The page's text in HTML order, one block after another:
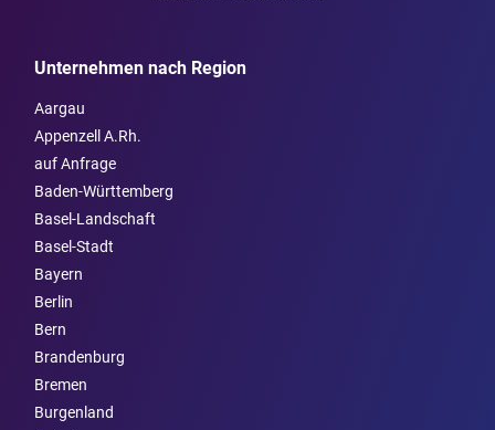
Unternehmen nach Region
Aargau
Appenzell A.Rh.
auf Anfrage
Baden-Württemberg
Basel-Landschaft
Basel-Stadt
Bayern
Berlin
Bern
Brandenburg
Bremen
Burgen­land